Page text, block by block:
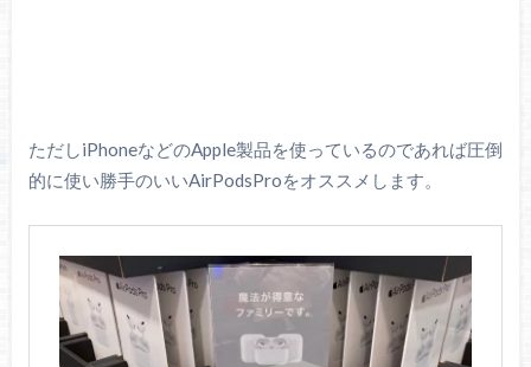
ただしiPhoneなどのApple製品を使っているのであれば圧倒
的に使い勝手のいいAirPodsProをオススメします。